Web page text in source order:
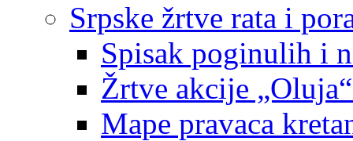
Srpske žrtve rata i
Spisak poginulih i
Žrtve akcije
Mape pravaca